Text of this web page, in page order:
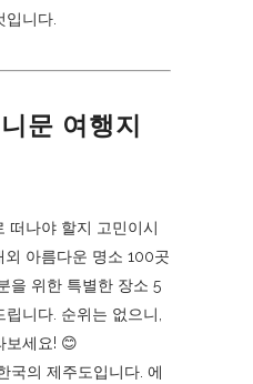
니다.
문 여행지
떠나야 할지 고민이시
아름다운 명소 100곳
을 위한 특별한 장소 5
니다. 순위는 없으니,
보세요! 😊
국의 제주도입니다. 에